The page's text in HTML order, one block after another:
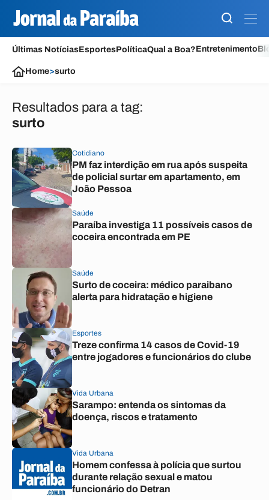
Últimas NotíciasEsportesPolíticaQual a Boa?Entretenimento
Home>surto
Resultados para a tag:
surto
Cotidiano
PM faz interdição em rua após suspeita
de policial surtar em apartamento, em
João Pessoa
Saúde
Paraíba investiga 11 possíveis casos de
coceira encontrada em PE
Saúde
Surto de coceira: médico paraibano
alerta para hidratação e higiene
Esportes
Treze confirma 14 casos de Covid-19
entre jogadores e funcionários do clube
Vida Urbana
Sarampo: entenda os sintomas da
doença, riscos e tratamento
Vida Urbana
Homem confessa à polícia que surtou
durante relação sexual e matou
funcionário do Detran